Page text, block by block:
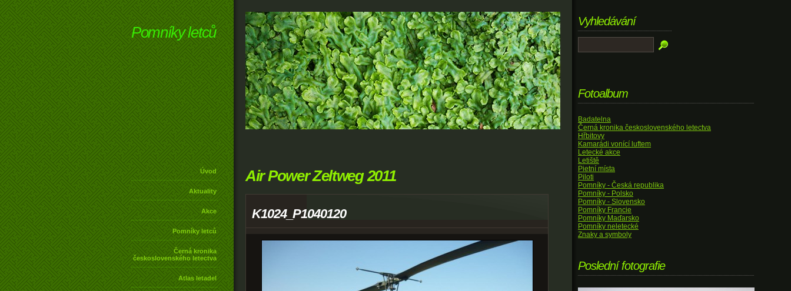
Pomníky letců
Úvod
Aktuality
Akce
Pomníky letců
Černá kronika
československého letectva
Atlas letadel
Air Power Zeltweg 2011
K1024_P1040120
Vyhledávání
Fotoalbum
Badatelna
Černá kronika československého letectva
Hřbitovy
Kamarádi vonící luftem
Letecké akce
Letiště
Pietní místa
Piloti
Pomníky - Česká republika
Pomníky - Polsko
Pomníky - Slovensko
Pomníky Francie
Pomníky Maďarsko
Pomníky neletecké
Znaky a symboly
Poslední fotografie